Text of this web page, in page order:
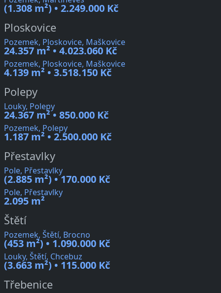
(1.308 m²) • 2.249.000 Kč
Ploskovice
Pozemek, Ploskovice, Maškovice
24.357 m² • 4.023.060 Kč
Pozemek, Ploskovice, Maškovice
4.139 m² • 3.518.150 Kč
Polepy
Louky, Polepy
24.367 m² • 850.000 Kč
Pozemek, Polepy
1.187 m² • 2.500.000 Kč
Přestavlky
Pole, Přestavlky
(2.885 m²) • 170.000 Kč
Pole, Přestavlky
2.095 m²
Štětí
Pozemek, Štětí, Brocno
(453 m²) • 1.090.000 Kč
Louky, Štětí, Chcebuz
(3.663 m²) • 115.000 Kč
Třebenice